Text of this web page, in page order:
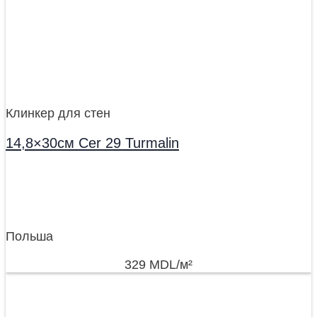
Клинкер для стен
14,8×30см Cer 29 Turmalin
Польша
329 MDL/м²